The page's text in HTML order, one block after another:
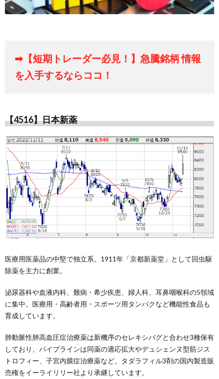
➡【短期トレーダー必見！】急騰銘柄 情報
を入手するならココ！
【4516】日本新薬
医療用医薬品の中堅で独立系。1911年「京都新薬堂」として回虫駆
除薬を主力に創業。
泌尿器科や血液内科、難病・希少疾患、婦人科、耳鼻咽喉科の5領域
に集中。医療用・高齢者用・スポーツ用タンパクなど機能性食品も
育成しています。
肺動脈性肺高血圧症治療薬は新機序のセレキシパグと合わせ3種保有
しており、パイプラインは同薬の適応拡大やデュシェンヌ型筋ジス
トロフィー、子宮内膜症治療薬など。タダラフィル3剤の国内製造販
売権をイーライリリー社より承継しています。